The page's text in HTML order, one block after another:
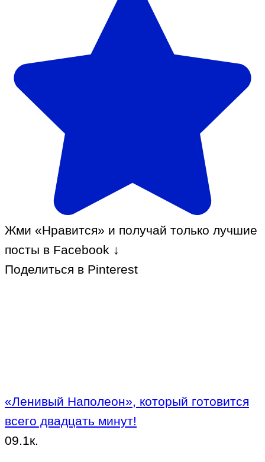
Жми «Нравится» и получай только лучшие
посты в Facebook ↓
Поделиться в Pinterest
«Ленивый Наполеон», который готовится
всего двадцать минут!
09.1к.